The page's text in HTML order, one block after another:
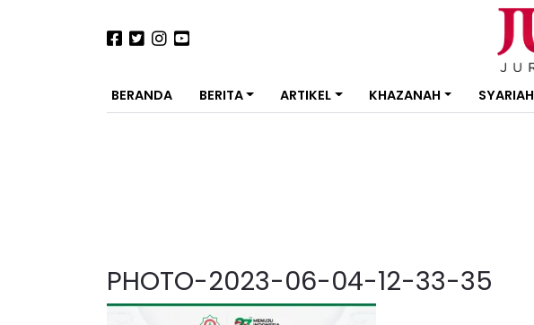
BERANDA BERITA ARTIKEL KHAZANAH SYARIAH
PHOTO-2023-06-04-12-33-35